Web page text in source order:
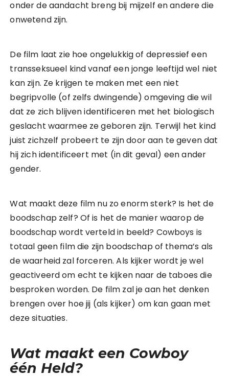
onder de aandacht breng bij mijzelf en andere die
onwetend zijn.
De film laat zie hoe ongelukkig of depressief een
transseksueel kind vanaf een jonge leeftijd wel niet
kan zijn. Ze krijgen te maken met een niet
begripvolle (of zelfs dwingende) omgeving die wil
dat ze zich blijven identificeren met het biologisch
geslacht waarmee ze geboren zijn. Terwijl het kind
juist zichzelf probeert te zijn door aan te geven dat
hij zich identificeert met (in dit geval) een ander
gender.
Wat maakt deze film nu zo enorm sterk? Is het de
boodschap zelf? Of is het de manier waarop de
boodschap wordt verteld in beeld? Cowboys is
totaal geen film die zijn boodschap of thema’s als
de waarheid zal forceren. Als kijker wordt je wel
geactiveerd om echt te kijken naar de taboes die
besproken worden. De film zal je aan het denken
brengen over hoe jij (als kijker) om kan gaan met
deze situaties.
Wat maakt een Cowboy
één Held?